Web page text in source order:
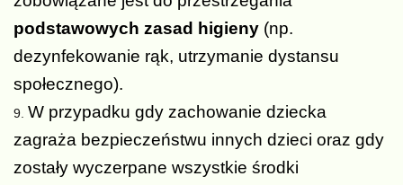
podstawowych zasad higieny (np.
dezynfekowanie rąk, utrzymanie dystansu
społecznego).
W przypadku gdy zachowanie dziecka
zagraża bezpieczeństwu innych dzieci oraz gdy
zostały wyczerpane wszystkie środki